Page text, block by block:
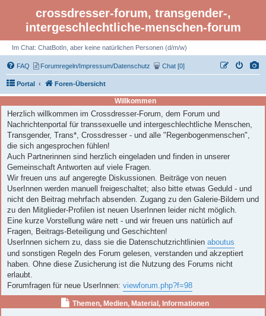
crossdresser-forum, transgender-,
intergeschlechtliche-menschen-forum
Im Chat: ChatBotIn, aber keine natürlichen Personen (d/m/w)
FAQ Forumregeln/Impressum/Datenschutz Chat [0]
Portal Foren-Übersicht
Willkommen
Herzlich willkommen im Crossdresser-Forum, dem Forum und
Nachrichtenportal für transsexuelle und intergeschlechtliche Menschen,
Transgender, Trans*, Crossdresser - und alle "Regenbogenmenschen",
die sich angesprochen fühlen!
Auch Partnerinnen sind herzlich eingeladen und finden in unserer
Gemeinschaft Antworten auf viele Fragen.
Wir freuen uns auf angeregte Diskussionen. Beiträge von neuen
UserInnen werden manuell freigeschaltet; also bitte etwas Geduld - und
nicht den Beitrag mehrfach absenden. Zugang zu den Galerie-Bildern und
zu den Mitglieder-Profilen ist neuen UserInnen leider nicht möglich.
Eine kurze Vorstellung wäre nett - und wir freuen uns natürlich auf
Fragen, Beitrags-Beteiligung und Geschichten!
UserInnen sichern zu, dass sie die Datenschutzrichtlinien aboutus
und sonstigen Regeln des Forum gelesen, verstanden und akzeptiert
haben. Ohne diese Zusicherung ist die Nutzung des Forums nicht
erlaubt.
Forumfragen für neue UserInnen: viewforum.php?f=98
Themen, Medien, Material, Informationen